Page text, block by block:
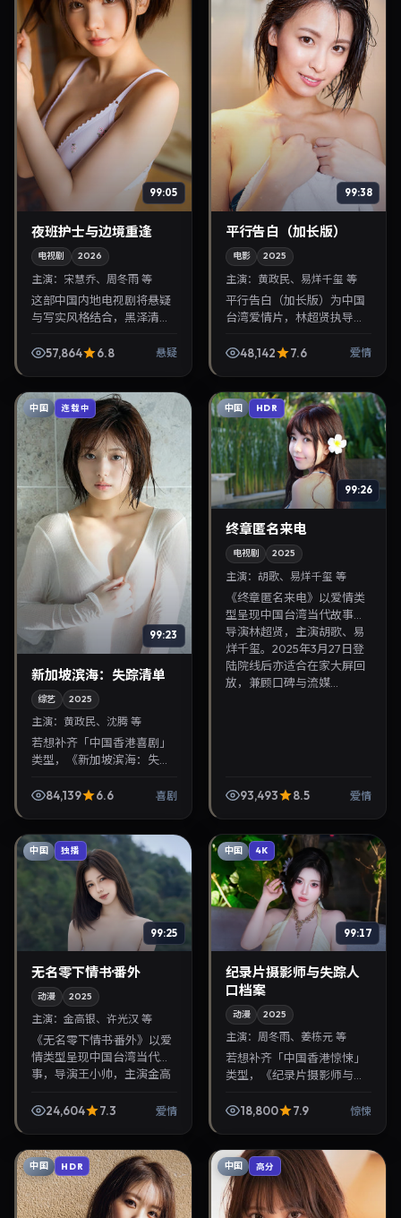
99:05
夜班护士与边境重逢
电视剧 2026
主演： 宋慧乔、周冬雨 等
这部中国内地电视剧将悬疑
与写实风格结合，黑泽清掌
角。2026年7月24日与观众
57,864 6.8 悬疑
99:38
平行告白（加长版）
电影 2025
主演：黄政民、易烊千玺 等
平行告白（加长版）为中国
台湾爱情片，林超贤执导，
演。2025年1月5日首映，讲
48,142 7.6 爱情
中国 连载中
99:23
新加坡滨海：失踪清单
综艺 2025
主演： 黄政民、沈腾 等
若想补齐「中国香港喜剧」
类型，《新加坡滨海：失踪
演，黄政民、沈腾主演，
84,139 6.6 喜剧
中国 HDR
99:26
终章匿名来电
电视剧 2025
主演：胡歌、易烊千玺 等
《终章匿名来电》以爱情类
型呈现中国台湾当代故事，
导演林超贤，主演胡歌、易
烊千玺。2025年3月27日登
陆院线后亦适合在家大屏回
放，兼顾口碑与流媒...
93,493 8.5 爱情
中国 独播
99:25
无名零下情书·番外
动漫 2025
主演： 金高银、许光汉 等
《无名零下情书·番外》以爱
情类型呈现中国台湾当代故
事，导演王小帅，主演金高
日登陆院线后亦适合在家大
24,604 7.3 爱情
中国 4K
99:17
纪录片摄影师与失踪人
口档案
动漫 2025
主演：周冬雨、姜栋元 等
若想补齐「中国香港惊悚」
类型，《纪录片摄影师与失
小帅导演，周冬雨、姜栋元
18,800 7.9 惊悚
中国 HDR 中国 高分